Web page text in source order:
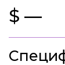
$ —